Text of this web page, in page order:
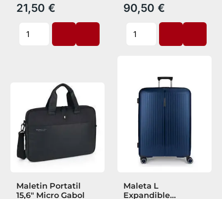
21,50 € 90,50 €
Maletin Portatil
15,6" Micro Gabol
Maleta L
Expandible